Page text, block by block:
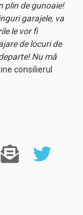
plin de gunoaie!
garajele, va
le vor fi
de locuri de
Nu mă
consilierul